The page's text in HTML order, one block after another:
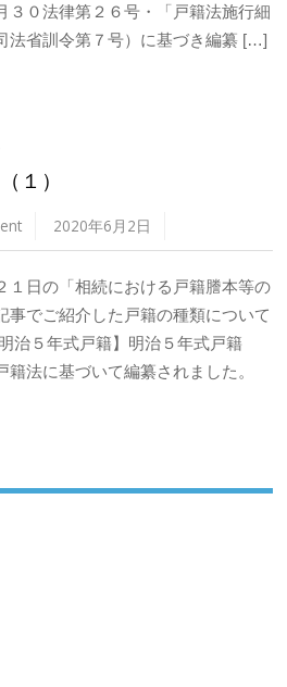
３０法律第２６号・「戸籍法施行細
法省訓令第７号）に基づき編纂 […]
１）
2020年6月2日
１日の「相続における戸籍謄本等の
事でご紹介した戸籍の種類について
治５年式戸籍】明治５年式戸籍
法に基づいて編纂されました。